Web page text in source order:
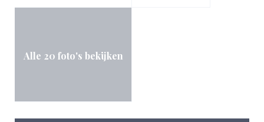
Alle 20 foto's bekijken